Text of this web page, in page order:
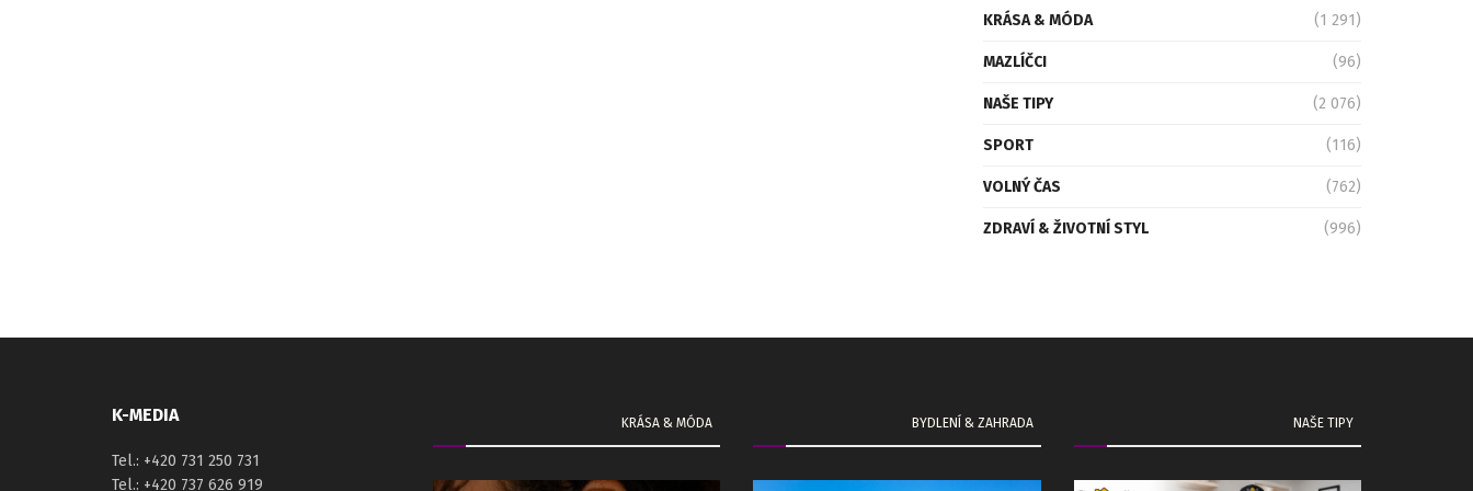
KRÁSA & MÓDA (1 291)
MAZLÍČCI (96)
NAŠE TIPY (2 076)
SPORT (116)
VOLNÝ ČAS (762)
ZDRAVÍ & ŽIVOTNÍ STYL (996)
K-MEDIA
Tel.: +420 731 250 731
Tel.: +420 737 626 919
KRÁSA & MÓDA BYDLENÍ & ZAHRADA NAŠE TIPY